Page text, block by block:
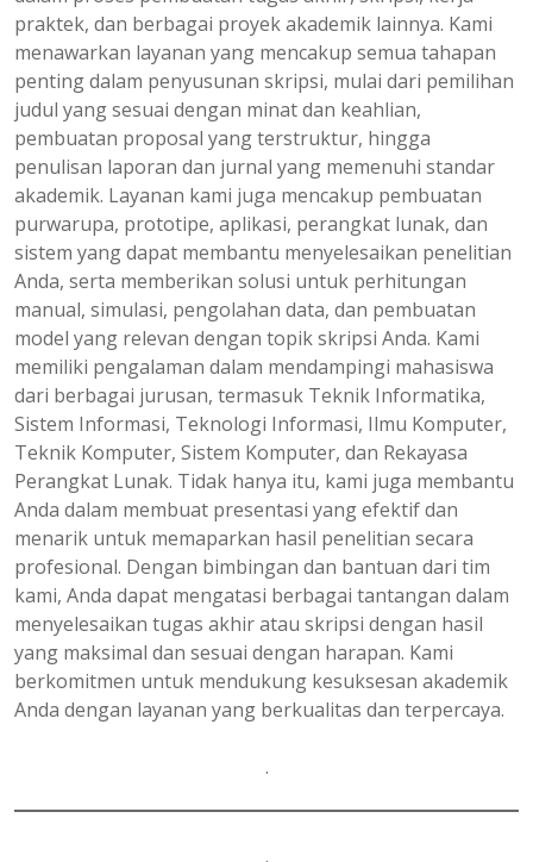
praktek, dan berbagai proyek akademik lainnya. Kami
menawarkan layanan yang mencakup semua tahapan
penting dalam penyusunan skripsi, mulai dari pemilihan
judul yang sesuai dengan minat dan keahlian,
pembuatan proposal yang terstruktur, hingga
penulisan laporan dan jurnal yang memenuhi standar
akademik. Layanan kami juga mencakup pembuatan
purwarupa, prototipe, aplikasi, perangkat lunak, dan
sistem yang dapat membantu menyelesaikan penelitian
Anda, serta memberikan solusi untuk perhitungan
manual, simulasi, pengolahan data, dan pembuatan
model yang relevan dengan topik skripsi Anda. Kami
memiliki pengalaman dalam mendampingi mahasiswa
dari berbagai jurusan, termasuk Teknik Informatika,
Sistem Informasi, Teknologi Informasi, Ilmu Komputer,
Teknik Komputer, Sistem Komputer, dan Rekayasa
Perangkat Lunak. Tidak hanya itu, kami juga membantu
Anda dalam membuat presentasi yang efektif dan
menarik untuk memaparkan hasil penelitian secara
profesional. Dengan bimbingan dan bantuan dari tim
kami, Anda dapat mengatasi berbagai tantangan dalam
menyelesaikan tugas akhir atau skripsi dengan hasil
yang maksimal dan sesuai dengan harapan. Kami
berkomitmen untuk mendukung kesuksesan akademik
Anda dengan layanan yang berkualitas dan terpercaya.
.
.